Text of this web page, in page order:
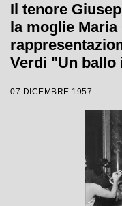
Il tenore
la moglie
Verdi "Un ballo
Margherita
stata
1958 del Teatro
07 DICEMBRE 1957